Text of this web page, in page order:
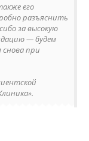
его
разъяснить
за высокую
— будем
при